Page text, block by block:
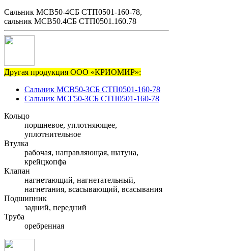
Сальник МСВ50-4СБ СТП0501-160-78,
сальник МСВ50.4СБ СТП0501.160.78
Другая продукция ООО «КРИОМИР»:
Сальник МСВ50-3СБ СТП0501-160-78
Сальник МСГ50-3СБ СТП0501-160-78
Кольцо
поршневое, уплотняющее,
уплотнительное
Втулка
рабочая, направляющая, шатуна,
крейцкопфа
Клапан
нагнетающий, нагнетательный,
нагнетания, всасывающий, всасывания
Подшипник
задний, передний
Труба
оребренная